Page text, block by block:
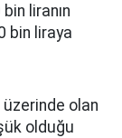
liranın
bin liraya
olan
olduğu